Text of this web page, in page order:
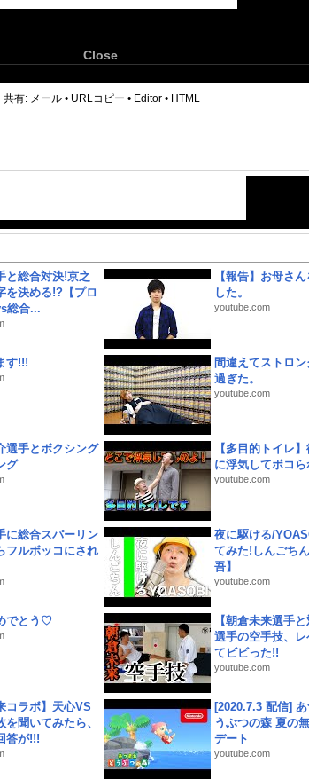
Close
共有: メール • URLコピー • Editor • HTML
と総合対決!京之
を決める!?【プロ
総合...
【報告】お母さ
した。
youtube.com
す!!!
間違えてストロ
過ぎた。
youtube.com
選手とボクシング
グ
【多目的トイレ
に浮気してボコ
youtube.com
に総合スパーリン
フルボッコにされ
夜に駆ける/
てみた!しんごち
吾】
youtube.com
でとう♡
【朝倉未来選手
選手の空手技、
てビビった!!
youtube.com
コラボ】天心VS
を聞いてみたら、
答が!!!
[2020.7.3 配信]
うぶつの森 夏の
デート
youtube.com